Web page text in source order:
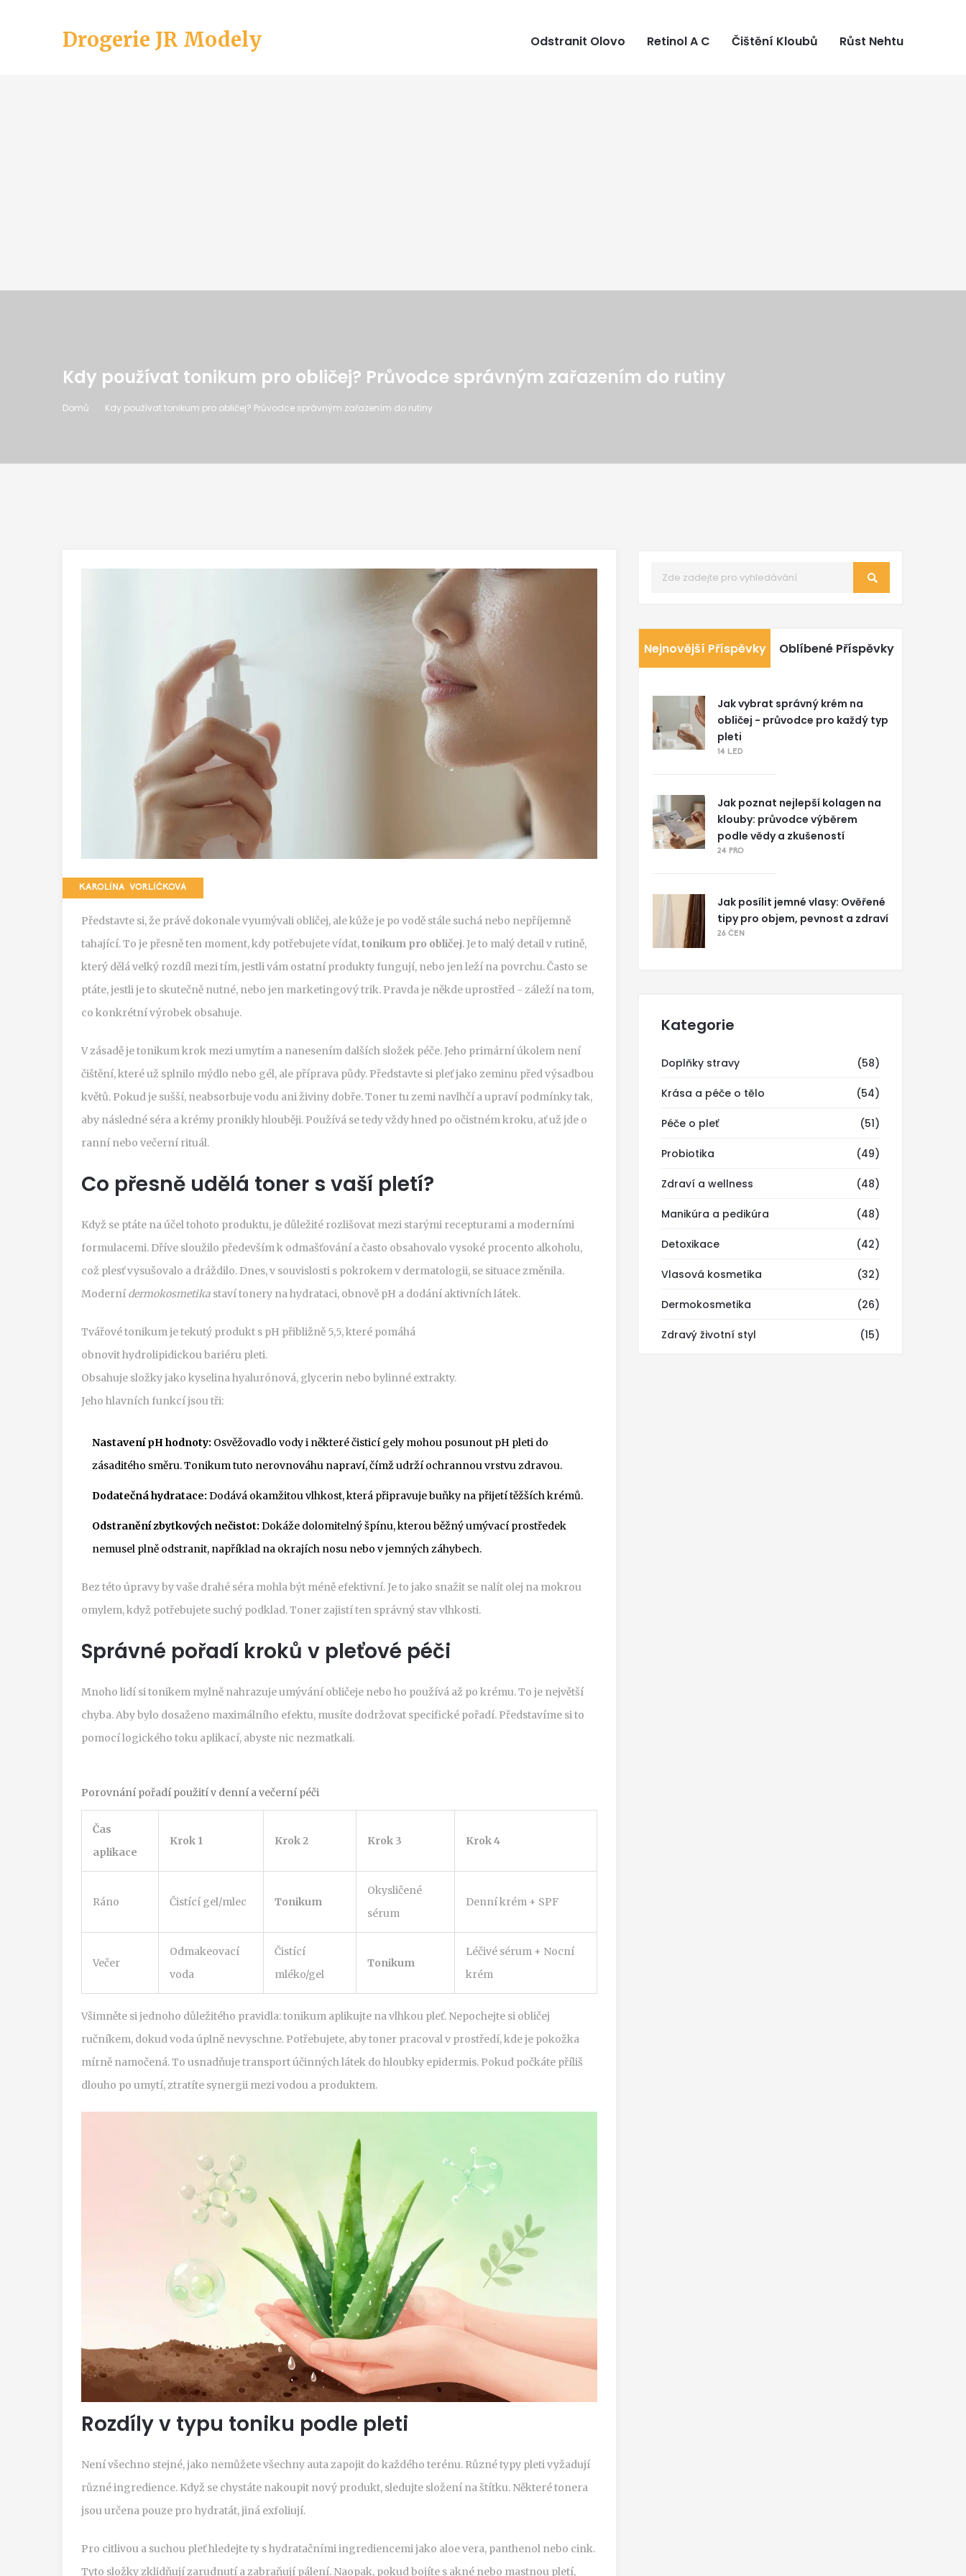
Drogerie JR Modely Odstranit Olovo Retinol A C Čištění Kloubů Růst Nehtu
Kdy používat tonikum pro obličej? Průvodce správným zařazením do rutiny
Domů Kdy používat tonikum pro obličej? Průvodce správným zařazením do rutiny
KAROLÍNA VORLÍČKOVÁ
Představte si, že právě dokonale vyumývali obličej, ale kůže je po vodě stále suchá nebo nepříjemně
tahající. To je přesně ten moment, kdy potřebujete vídat,tonikum pro obličej. Je to malý detail v rutině,
který dělá velký rozdíl mezi tím, jestli vám ostatní produkty fungují, nebo jen leží na povrchu. Často se
ptáte, jestli je to skutečně nutné, nebo jen marketingový trik. Pravda je někde uprostřed - záleží na tom,
co konkrétní výrobek obsahuje.
V zásadě je tonikum krok mezi umytím a nanesením dalších složek péče. Jeho primární úkolem není
čištění, které už splnilo mýdlo nebo gél, ale příprava půdy. Představte si pleť jako zeminu před výsadbou
květů. Pokud je sušší, neabsorbuje vodu ani živiny dobře. Toner tu zemi navlhčí a upraví podmínky tak,
aby následné séra a krémy pronikly hlouběji. Používá se tedy vždy hned po očistném kroku, ať už jde o
ranní nebo večerní rituál.
Co přesně udělá toner s vaší pletí?
Když se ptáte na účel tohoto produktu, je důležité rozlišovat mezi starými recepturami a moderními
formulacemi. Dříve sloužilo především k odmašťování a často obsahovalo vysoké procento alkoholu,
což plesť vysušovalo a dráždilo. Dnes, v souvislosti s pokrokem v dermatologii, se situace změnila.
Moderní dermokosmetika staví tonery na hydrataci, obnově pH a dodání aktivních látek.
Tvářové tonikumje tekutý produkt s pH přibližně 5,5, které pomáhá
obnovit hydrolipidickou bariéru pleti.
Obsahuje složky jako kyselina hyalurónová, glycerin nebo bylinné extrakty.
Jeho hlavních funkcí jsou tři:
Nastavení pH hodnoty: Osvěžovadlo vody i některé čisticí gely mohou posunout pH pleti do
zásaditého směru. Tonikum tuto nerovnováhu napraví, čímž udrží ochrannou vrstvu zdravou.
Dodatečná hydratace: Dodává okamžitou vlhkost, která připravuje buňky na přijetí těžších krémů.
Odstranění zbytkových nečistot: Dokáže dolomitelný špínu, kterou běžný umývací prostředek
nemusel plně odstranit, například na okrajích nosu nebo v jemných záhybech.
Bez této úpravy by vaše drahé séra mohla být méně efektivní. Je to jako snažit se nalít olej na mokrou
omylem, když potřebujete suchý podklad. Toner zajistí ten správný stav vlhkosti.
Správné pořadí kroků v pleťové péči
Mnoho lidí si tonikem mylně nahrazuje umývání obličeje nebo ho používá až po krému. To je největší
chyba. Aby bylo dosaženo maximálního efektu, musíte dodržovat specifické pořadí. Představíme si to
pomocí logického toku aplikací, abyste nic nezmatkali.
Porovnání pořadí použití v denní a večerní péči
Čas
aplikace
Krok 1 Krok 2 Krok 3 Krok 4
Ráno Čistící gel/mlec Tonikum
Okysličené
sérum
Denní krém + SPF
Večer
Odmakeovací
voda
Čistící
mléko/gel
Tonikum
Léčivé sérum + Nocní
krém
Všimněte si jednoho důležitého pravidla: tonikum aplikujte na vlhkou pleť. Nepochejte si obličej
ručníkem, dokud voda úplně nevyschne. Potřebujete, aby toner pracoval v prostředí, kde je pokožka
mírně namočená. To usnadňuje transport účinných látek do hloubky epidermis. Pokud počkáte příliš
dlouho po umytí, ztratíte synergii mezi vodou a produktem.
Rozdíly v typu toniku podle pleti
Není všechno stejné, jako nemůžete všechny auta zapojit do každého terénu. Různé typy pleti vyžadují
různé ingredience. Když se chystáte nakoupit nový produkt, sledujte složení na štítku. Některé tonera
jsou určena pouze pro hydratát, jiná exfoliují.
Pro citlivou a suchou pleť hledejte ty s hydratačními ingrediencemi jako aloe vera, panthenol nebo cink.
Tyto složky zklidňují zarudnutí a zabraňují pálení. Naopak, pokud bojíte s akné nebo mastnou pletí,
Nejnovější Příspěvky Oblíbené Příspěvky
Jak vybrat správný krém na
obličej - průvodce pro každý typ
pleti
14 LED
Jak poznat nejlepší kolagen na
klouby: průvodce výběrem
podle vědy a zkušeností
24 PRO
Jak posílit jemné vlasy: Ověřené
tipy pro objem, pevnost a zdraví
26 ČEN
Kategorie
Doplňky stravy (58)
Krása a péče o tělo (54)
Péče o pleť (51)
Probiotika (49)
Zdraví a wellness (48)
Manikúra a pedikúra (48)
Detoxikace (42)
Vlasová kosmetika (32)
Dermokosmetika (26)
Zdravý životní styl (15)